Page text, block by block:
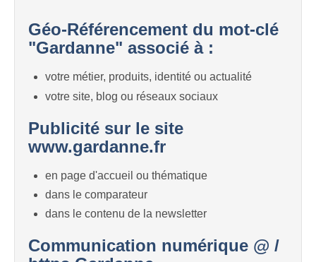
Géo-Référencement du mot-clé
"Gardanne" associé à :
votre métier, produits, identité ou actualité
votre site, blog ou réseaux sociaux
Publicité sur le site
www.gardanne.fr
en page d'accueil ou thématique
dans le comparateur
dans le contenu de la newsletter
Communication numérique @ /